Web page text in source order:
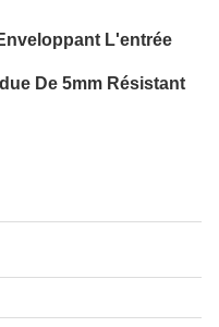
L'entrée
De 5mm Résistant